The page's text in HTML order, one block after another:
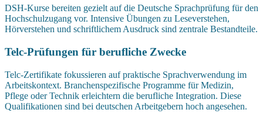
DSH-Kurse bereiten gezielt auf die Deutsche Sprachprüfung für den
Hochschulzugang vor. Intensive Übungen zu Leseverstehen,
Hörverstehen und schriftlichem Ausdruck sind zentrale Bestandteile.
Telc-Prüfungen für berufliche Zwecke
Telc-Zertifikate fokussieren auf praktische Sprachverwendung im
Arbeitskontext. Branchenspezifische Programme für Medizin,
Pflege oder Technik erleichtern die berufliche Integration. Diese
Qualifikationen sind bei deutschen Arbeitgebern hoch angesehen.